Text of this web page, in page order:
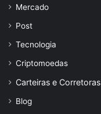
Mercado
Post
Tecnologia
Criptomoedas
Carteiras e Corretoras
Blog